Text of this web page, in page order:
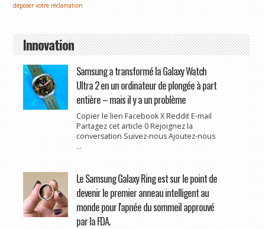
déposer votre réclamation
Innovation
Samsung a transformé la Galaxy Watch
Ultra 2 en un ordinateur de plongée à part
entière – mais il y a un problème
Copier le lien Facebook X Reddit E-mail
Partagez cet article 0 Rejoignez la
conversation Suivez-nous Ajoutez-nous
...
Le Samsung Galaxy Ring est sur le point de
devenir le premier anneau intelligent au
monde pour l'apnée du sommeil approuvé
par la FDA.